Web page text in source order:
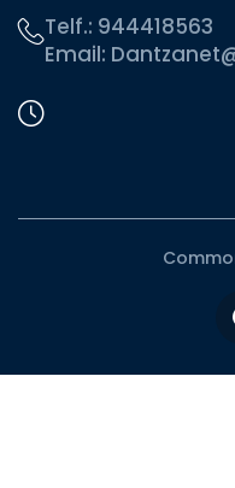
Telf.: 944418563
Email: